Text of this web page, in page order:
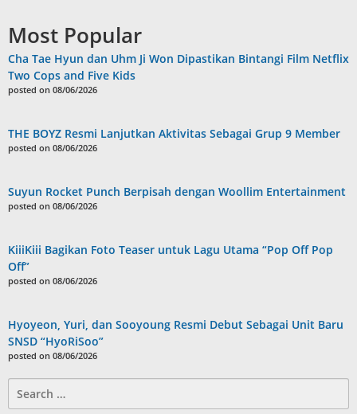
Most Popular
Cha Tae Hyun dan Uhm Ji Won Dipastikan Bintangi Film Netflix
Two Cops and Five Kids
posted on 08/06/2026
THE BOYZ Resmi Lanjutkan Aktivitas Sebagai Grup 9 Member
posted on 08/06/2026
Suyun Rocket Punch Berpisah dengan Woollim Entertainment
posted on 08/06/2026
KiiiKiii Bagikan Foto Teaser untuk Lagu Utama “Pop Off Pop
Off”
posted on 08/06/2026
Hyoyeon, Yuri, dan Sooyoung Resmi Debut Sebagai Unit Baru
SNSD “HyoRiSoo”
posted on 08/06/2026
for: